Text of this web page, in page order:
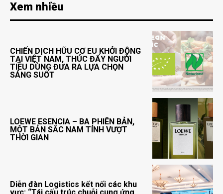
Xem nhiều
CHIẾN DỊCH HỮU CƠ EU KHỞI ĐỘNG
TẠI VIỆT NAM, THÚC ĐẨY NGƯỜI
TIÊU DÙNG ĐƯA RA LỰA CHỌN
SÁNG SUỐT
LOEWE ESENCIA – BA PHIÊN BẢN,
MỘT BẢN SẮC NAM TÍNH VƯỢT
THỜI GIAN
Diễn đàn Logistics kết nối các khu